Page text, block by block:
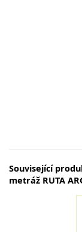
Související
metráž RUTA